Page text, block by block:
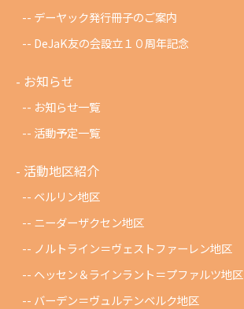
デーヤック発行冊子のご案内
DeJaK友の会設立１０周年記念
お知らせ
お知らせ一覧
活動予定一覧
活動地区紹介
ベルリン地区
ニーダーザクセン地区
ノルトライン＝ヴェストファーレン地区
ヘッセン＆ラインラント＝プファルツ地区
バーデン＝ヴュルテンベルク地区